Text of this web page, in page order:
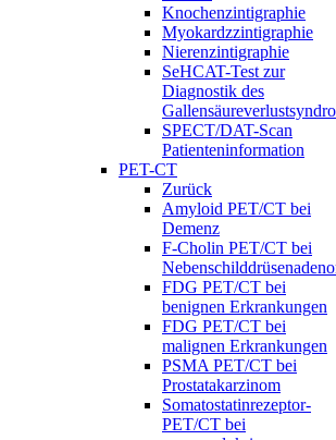
Knochenzintigraphie
Myokardzzintigraphie
Nierenzintigraphie
SeHCAT-Test zur
Diagnostik des
SPECT/DAT-Scan
Patienteninformation
PET-CT
Zurück
Amyloid PET/CT bei
Demenz
F-Cholin PET/CT bei
FDG PET/CT bei
benignen Erkrankungen
FDG PET/CT bei
malignen Erkrankungen
PSMA PET/CT bei
Prostatakarzinom
Somatostatinrezeptor-
PET/CT bei